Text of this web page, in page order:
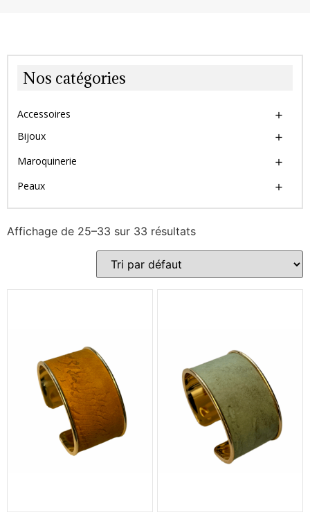
Nos catégories
Accessoires
Bijoux
Maroquinerie
Peaux
Affichage de 25–33 sur 33 résultats